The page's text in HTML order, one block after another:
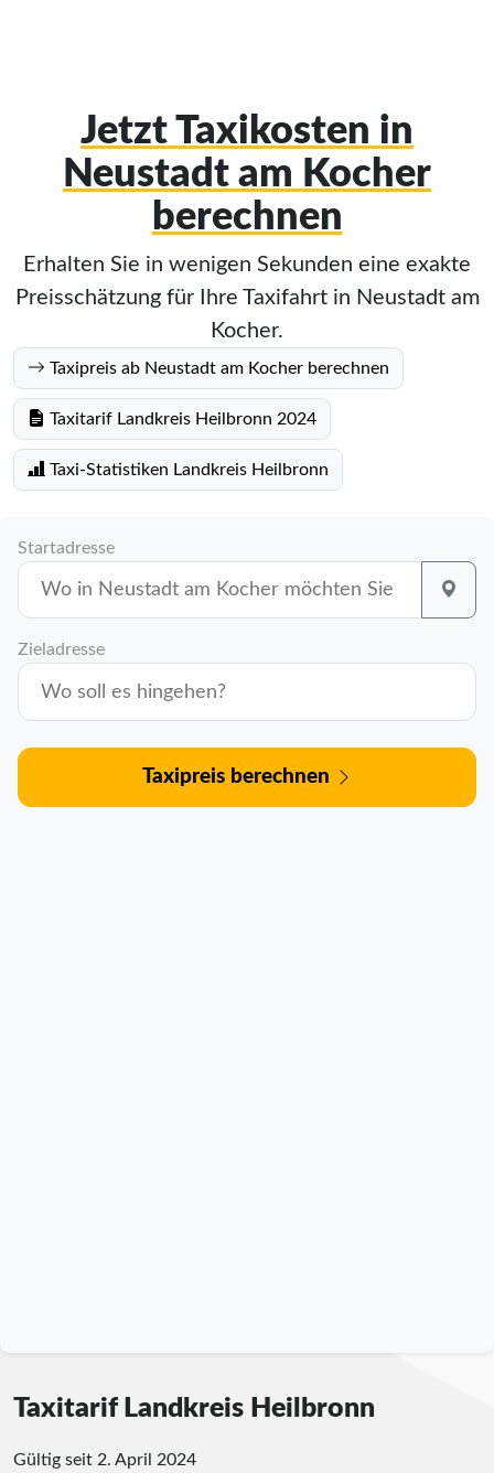
Jetzt Taxikosten in
Neustadt am Kocher
berechnen
Erhalten Sie in wenigen Sekunden eine exakte
Preisschätzung für Ihre Taxifahrt in Neustadt am
Kocher.
Taxipreis ab Neustadt am Kocher berechnen
Taxitarif Landkreis Heilbronn 2024
Taxi-Statistiken Landkreis Heilbronn
Startadresse
Zieladresse
Taxipreis berechnen
Taxitarif Landkreis Heilbronn
Gültig seit 2. April 2024